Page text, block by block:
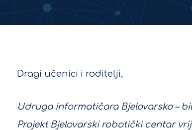
Dragi učenici i roditelji,
Udruga informatičara Bjelovarsko –
Projekt Bjelovarski robotički centar